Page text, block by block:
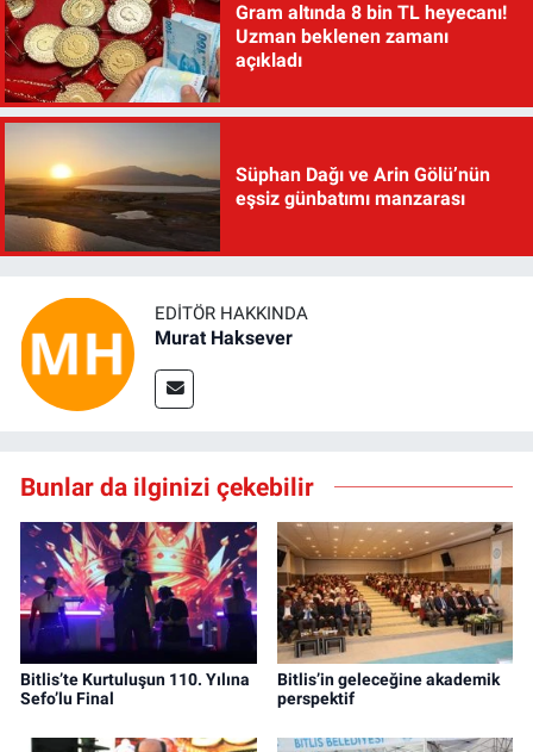
Gram altında 8 bin TL heyecanı!
Uzman beklenen zamanı
açıkladı
Süphan Dağı ve Arin Gölü’nün
eşsiz günbatımı manzarası
EDITÖR HAKKINDA
Murat Haksever
Bunlar da ilginizi çekebilir
Bitlis’te Kurtuluşun 110. Yılına
Sefo’lu Final
Bitlis’in geleceğine akademik
perspektif